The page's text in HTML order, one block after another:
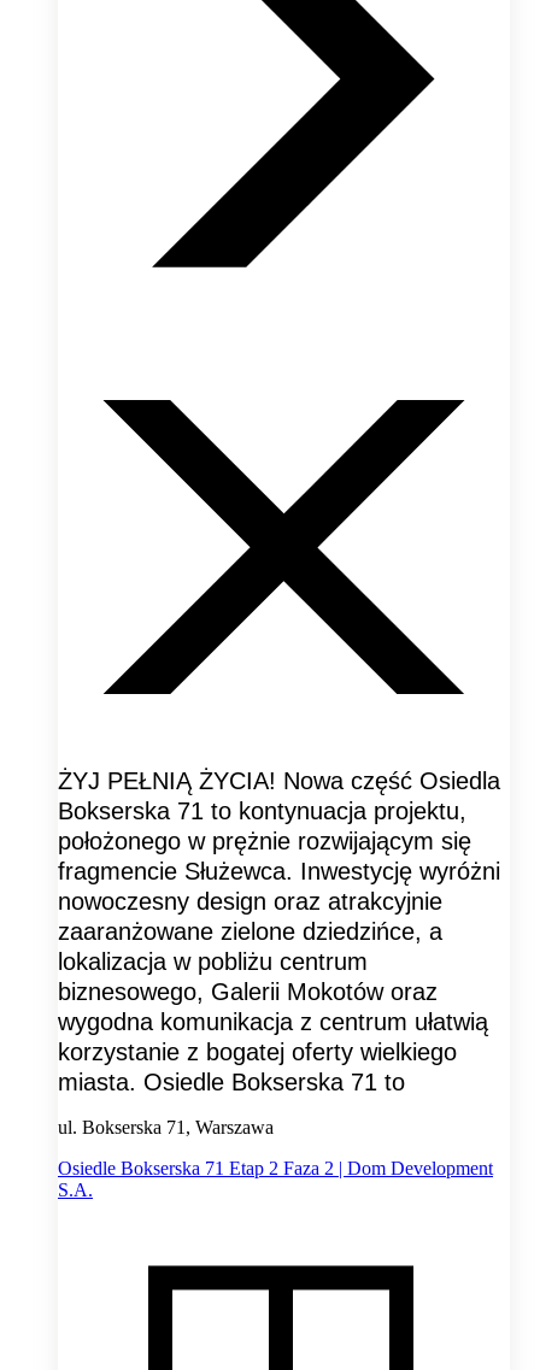
ŻYJ PEŁNIĄ ŻYCIA! Nowa część Osiedla
Bokserska 71 to kontynuacja projektu,
położonego w prężnie rozwijającym się
fragmencie Służewca. Inwestycję wyróżni
nowoczesny design oraz atrakcyjnie
zaaranżowane zielone dziedzińce, a
lokalizacja w pobliżu centrum
biznesowego, Galerii Mokotów oraz
wygodna komunikacja z centrum ułatwią
korzystanie z bogatej oferty wielkiego
miasta. Osiedle Bokserska 71 to
ul. Bokserska 71, Warszawa
Osiedle Bokserska 71 Etap 2 Faza 2 | Dom Development
S.A.